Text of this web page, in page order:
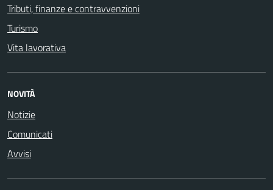
Tributi, finanze e contravvenzioni
Turismo
Vita lavorativa
NOVITÀ
Notizie
Comunicati
Avvisi